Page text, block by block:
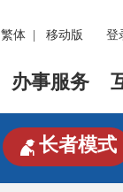
繁体 移动版 登
办事服务
长者模式